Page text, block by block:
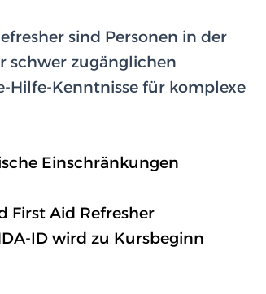
sind Personen in der
schwer zugänglichen
Hilfe-Kenntnisse für komplexe
Einschränkungen
First Aid Refresher
ID wird zu Kursbeginn